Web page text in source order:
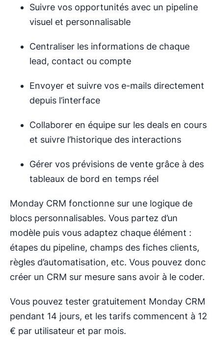
Suivre vos opportunités avec un pipeline
visuel et personnalisable
Centraliser les informations de chaque
lead, contact ou compte
Envoyer et suivre vos e-mails directement
depuis l’interface
Collaborer en équipe sur les deals en cours
et suivre l’historique des interactions
Gérer vos prévisions de vente grâce à des
tableaux de bord en temps réel
Monday CRM fonctionne sur une logique de
blocs personnalisables. Vous partez d’un
modèle puis vous adaptez chaque élément :
étapes du pipeline, champs des fiches clients,
règles d’automatisation, etc. Vous pouvez donc
créer un CRM sur mesure sans avoir à le coder.
Vous pouvez tester gratuitement Monday CRM
pendant 14 jours, et les tarifs commencent à 12
€ par utilisateur et par mois.